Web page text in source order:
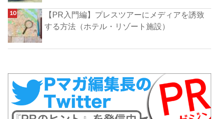
【PR入門編】プレスツアーにメディアを誘致
する方法（ホテル・リゾート施設）